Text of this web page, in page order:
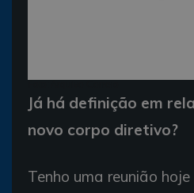
Já há definição em
novo corpo diretivo?
Tenho uma reunião